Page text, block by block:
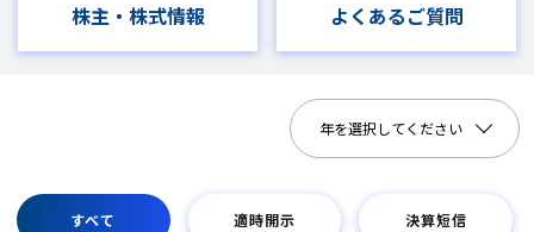
株主・株式情報 よくあるご質問
年を選択してください
すべて 適時開示 決算短信